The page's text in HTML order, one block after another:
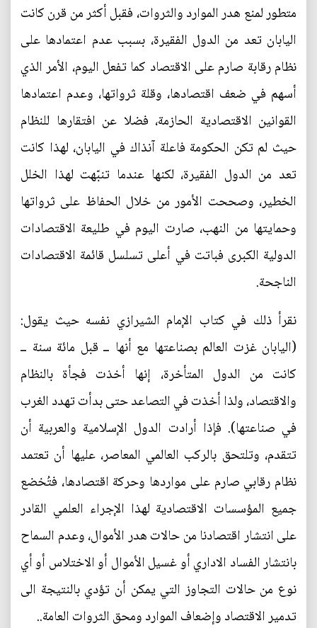
متطور لمنع هدر الموارد والثروات، فقبل أكثر من قرن كانت
اليابان تعد من الدول الفقيرة، بسبب عدم اعتمادها على
نظام رقابة صارم على الاقتصاد كما تفعل اليوم، الأمر الذي
أسهم في ضعف اقتصادها، وقلة ثرواتها، وعدم اعتمادها
القوانين الاقتصادية الحازمة، فضلا عن افتقارها للنظام
حيث لم تكن الحكومة فاعلة آنذاك في اليابان، لهذا كانت
تعد من الدول الفقيرة، لكنها عندما تنبّهت لهذا الخلل
الخطير، وصححت الأمور من خلال الحفاظ على ثرواتها
وحمايتها من النهب، صارت اليوم في طليعة الاقتصادات
الدولية الكبرى فباتت في أعلى تسلسل قائمة الاقتصادات
الناجحة.
نقرأ ذلك في كتاب الإمام الشيرازي نفسه حيث يقول:
(اليابان غزت العالم بصناعتها مع أنها ــ قبل مائة سنة ــ
كانت من الدول المتأخرة، إنها أخذت فجأة بالنظام
والاقتصاد، ولذا أخذت في التصاعد حتى بدأت تهدد الغرب
في صناعتها). فإذا أرادت الدول الإسلامية والعربية أن
تتقدم، وتلتحق بالركب العالمي المعاصر، عليها أن تعتمد
نظام رقابي صارم على مواردها وحركة اقتصادها، فتُخضع
جميع المؤسسات الاقتصادية لهذا الإجراء العلمي القادر
على انتشار اقتصادنا من حالات هدر الأموال، وعدم السماح
بانتشار الفساد الاداري أو غسيل الأموال أو الاختلاس أو أي
نوع من حالات التجاوز التي يمكن أن تؤدي بالنتيجة الى
تدمير الاقتصاد وإضعاف الموارد ومحق الثروات العامة..